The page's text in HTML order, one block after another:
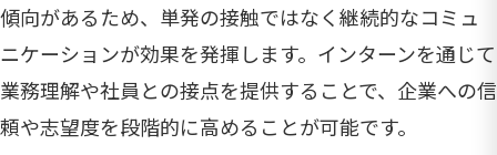
傾向があるため、単発の接触ではなく継続的なコミュ
ニケーションが効果を発揮します。インターンを通じて
業務理解や社員との接点を提供することで、企業への信
頼や志望度を段階的に高めることが可能です。